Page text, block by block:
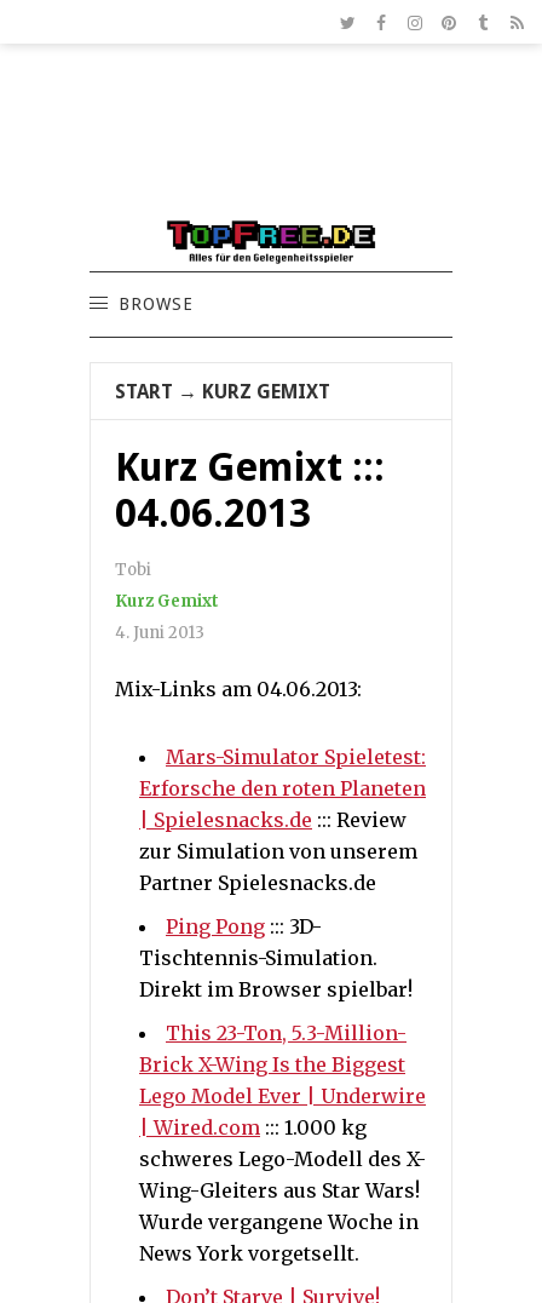
BROWSE
START → KURZ GEMIXT
Kurz Gemixt :::
04.06.2013
Tobi
Kurz Gemixt
4. Juni 2013
Mix-Links am 04.06.2013:
Mars-Simulator Spieletest:
Erforsche den roten Planeten
| Spielesnacks.de ::: Review
zur Simulation von unserem
Partner Spielesnacks.de
Ping Pong ::: 3D-
Tischtennis-Simulation.
Direkt im Browser spielbar!
This 23-Ton, 5.3-Million-
Brick X-Wing Is the Biggest
Lego Model Ever | Underwire
| Wired.com ::: 1.000 kg
schweres Lego-Modell des X-
Wing-Gleiters aus Star Wars!
Wurde vergangene Woche in
News York vorgetsellt.
Don’t Starve | Survive!